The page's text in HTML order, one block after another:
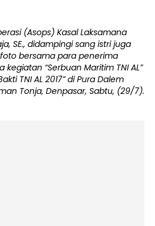
(Asops) Kasal Laksamana
SE., didampingi sang istri juga
bersama para penerima
“Serbuan Maritim TNI AL”
TNI AL 2017” di Pura Dalem
Tonja, Denpasar, Sabtu, (29/7).